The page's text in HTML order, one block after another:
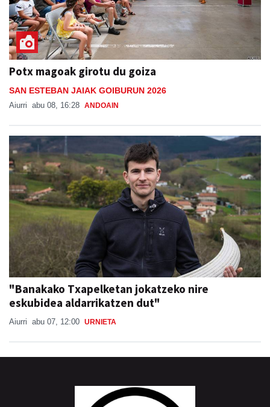
Potx magoak girotu du goiza
SAN ESTEBAN JAIAK GOIBURUN 2026
Aiurri abu 08, 16:28 ANDOAIN
"Banakako Txapelketan jokatzeko nire
eskubidea aldarrikatzen dut"
Aiurri abu 07, 12:00 URNIETA